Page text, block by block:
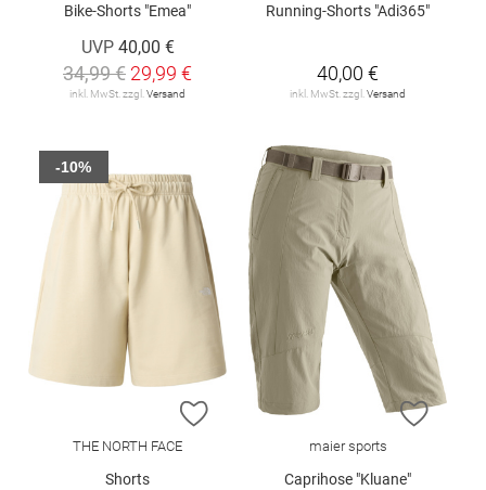
Bike-Shorts "Emea"
UVP 40,00 €
34,99 € 29,99 €
inkl. MwSt. zzgl. Versand
Running-Shorts "Adi365"
40,00 €
inkl. MwSt. zzgl. Versand
ZUR WUNSCHLISTE HINZUFÜGEN
THE NORTH FACE
Shorts
-10%
ZUR
maier sports
Caprihose "Kluane"